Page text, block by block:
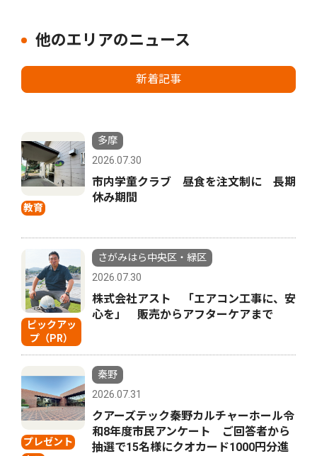
他のエリアのニュース
新着記事
教育
多摩
2026.07.30
市内学童クラブ 昼食を注文制に 長期
休み期間
ピックアッ
プ（PR）
さがみはら中央区・緑区
2026.07.30
株式会社アスト 「エアコン工事に、安
心を」 販売からアフターケアまで
プレゼント
秦野
2026.07.31
クアーズテック秦野カルチャーホール令
和8年度市民アンケート ご回答者から
抽選で15名様にクオカード1000円分進